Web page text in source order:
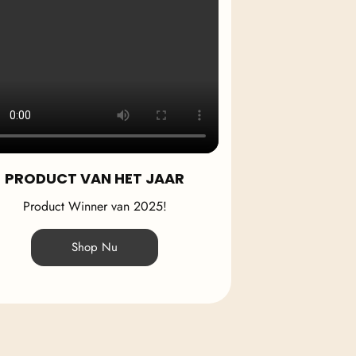
PRODUCT VAN HET JAAR
Product Winner van 2025!
Shop Nu